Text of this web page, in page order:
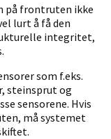
på frontruten ikke
lurt å få den
integritet,
som f.eks.
steinsprut og
sensorene. Hvis
må systemet